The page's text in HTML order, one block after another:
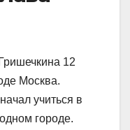
12
Москва.
учиться в
городе.